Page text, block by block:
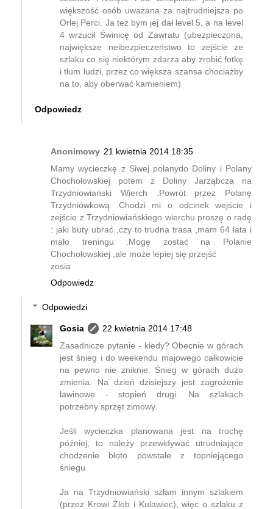
większość osób uważana za najtrudniejsza po
Orlej Perci. Ja też bym jej dał level 5, a na level
4 wrzucił Świnicę od Zawratu (ubezpieczona,
największe neibezpieczeństwo to zejście ze
szlaku co się niektórym zdarza aby zrobić fotkę
i tłum ludzi, przez co większa szansa chociażby
na to, aby oberwać kamieniem)
Odpowiedz
Anonimowy 21 kwietnia 2014 18:35
Mamy wycieczkę z Siwej polanydo Doliny i Polany
Chochołowskiej potem z Doliny Jarząbcza na
Trzydniowiański Wierch .Powrót przez Polanę
Trzydniówkową .Chodzi mi o odcinek wejście i
zejście z Trzydniowiańskiego wierchu proszę o radę
: jaki buty ubrać ,czy to trudna trasa ,mam 64 lata i
mało treningu .Mogę zostać na Polanie
Chochołowskiej ,ale może lepiej się przejść
zosia
Odpowiedz
Odpowiedzi
Gosia
22 kwietnia 2014 17:48
Zasadnicze pytanie - kiedy? Obecnie w górach
jest śnieg i do weekendu majowego całkowicie
na pewno nie zniknie. Śnieg w górach dużo
zmienia. Na dzień dzisiejszy jest zagrożenie
lawinowe - stopień drugi. Na szlakach
potrzebny sprzęt zimowy.
Jeśli wycieczka planowana jest na trochę
później, to należy przewidywać utrudniające
chodzenie błoto powstałe z topniejącego
śniegu.
Ja na Trzydniowiański szłam innym szlakiem
(przez Krowi Żleb i Kulawiec), więc o szlaku z